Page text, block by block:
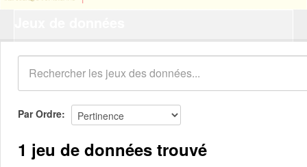
Organisations
Groupes
Demandes 0
À propos
Par Ordre
1 jeu de données trouvé